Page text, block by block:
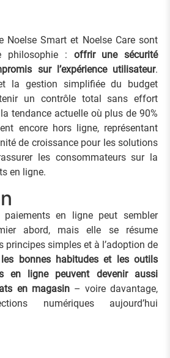
Noelse Smart et Noelse Care sont
philosophie : offrir une sécurité
sur l’expérience utilisateur.
la gestion simplifiée du budget
un contrôle total sans effort
tendance actuelle où plus de 90%
encore hors ligne, représentant
de croissance pour les solutions
les consommateurs sur la
en ligne.
en ligne peut sembler
abord, mais elle se résume
principes simples et à l’adoption de
bonnes habitudes et les outils
en ligne peuvent devenir aussi
en magasin– voire davantage,
numériques aujourd’hui